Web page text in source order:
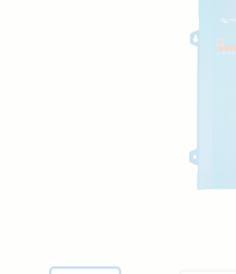
erittäin nopean AC-
kaikki samaan